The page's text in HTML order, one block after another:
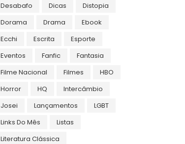
Desabafo
Dicas
Distopia
Dorama
Drama
Ebook
Ecchi
Escrita
Esporte
Eventos
Fanfic
Fantasia
Filme Nacional
Filmes
HBO
Horror
HQ
Intercâmbio
Josei
Lançamentos
LGBT
Links Do Mês
Listas
Literatura Clássica